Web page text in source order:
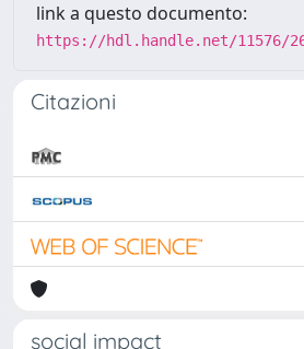
link a questo documento:
https://hdl.handle.net/11576/
Citazioni
social impact